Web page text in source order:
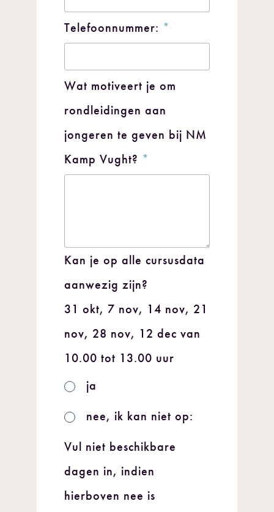
Telefoonnummer: *
Wat motiveert je om
rondleidingen aan
jongeren te geven bij NM
Kamp Vught? *
Kan je op alle cursusdata
aanwezig zijn?
31 okt, 7 nov, 14 nov, 21
nov, 28 nov, 12 dec van
10.00 tot 13.00 uur
ja
nee, ik kan niet op:
Vul niet beschikbare
dagen in, indien
hierboven nee is